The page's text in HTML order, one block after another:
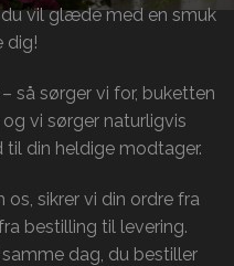
vil glæde med en smuk
dig!
så sørger vi for, buketten
vi sørger naturligvis
din heldige modtager.
sikrer vi din ordre fra
bestilling til levering.
dag, du bestiller